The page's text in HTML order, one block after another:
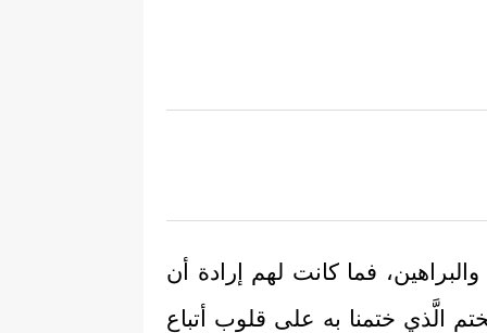
فما كانت لهم إرادة أن
الَّذي ختمنا به على قلوب أتباع